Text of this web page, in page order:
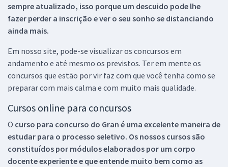
sempre atualizado, isso porque um descuido pode lhe
fazer perder a inscrição e ver o seu sonho se distanciando
ainda mais.
Em nosso site, pode-se visualizar os concursos em
andamento e até mesmo os previstos. Ter em mente os
concursos que estão por vir faz com que você tenha como se
preparar com mais calma e com muito mais qualidade.
Cursos online para concursos
O curso para concurso do Gran é uma excelente maneira de
estudar para o processo seletivo. Os nossos cursos são
constituídos por módulos elaborados por um corpo
docente experiente e que entende muito bem como as